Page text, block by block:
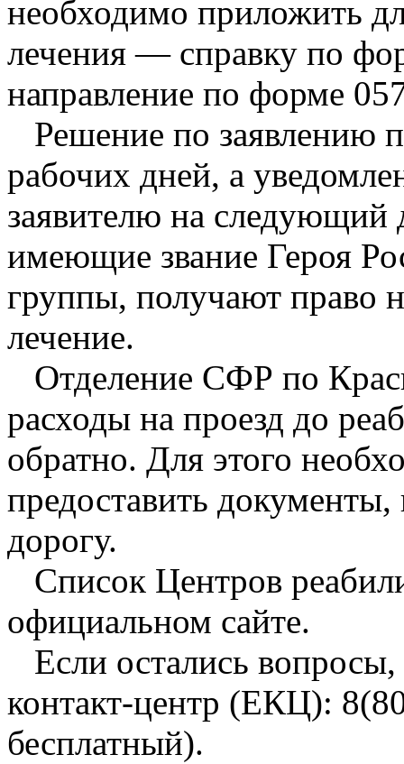
необходимо приложить
лечения — справку по
направление по форме
Решение по заявлению
рабочих дней, а
заявителю на
имеющие звание Героя
группы, получают право
лечение.
Отделение СФР по
расходы на проезд до
обратно. Для этого
предоставить
дорогу.
Список Центров
официальном сайте.
Если остались
контакт-центр (ЕКЦ):
бесплатный).